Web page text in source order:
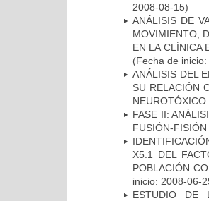
2008-08-15)
ANÁLISIS DE
MOVIMIENTO,
EN LA CLÍNICA
(Fecha de
ANÁLISIS DEL
SU RELACIÓN
NEUROTÓXICO
FASE II:
FUSIÓN-
X5.1 DEL
POBLACIÓN
inicio: 2008-06-
ESTUDIO DE